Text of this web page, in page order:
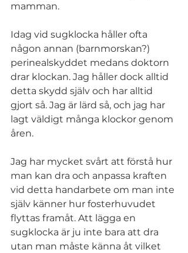
mamman.
Idag vid sugklocka håller ofta
någon annan (barnmorskan?)
perinealskyddet medans doktorn
drar klockan. Jag håller dock alltid
detta skydd själv och har alltid
gjort så. Jag är lärd så, och jag har
lagt väldigt många klockor genom
åren.
Jag har mycket svårt att förstå hur
man kan dra och anpassa kraften
vid detta handarbete om man inte
själv känner hur fosterhuvudet
flyttas framåt. Att lägga en
sugklocka är ju inte bara att dra
utan man måste känna åt vilket